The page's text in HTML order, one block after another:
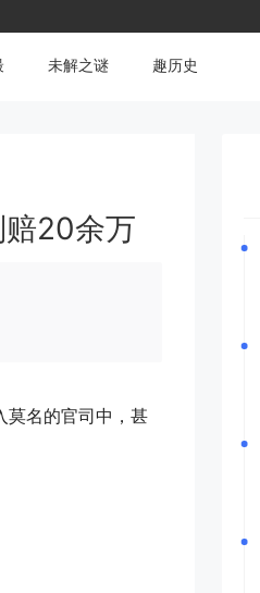
未解之谜 趣历史
赔20余万
莫名的官司中，甚